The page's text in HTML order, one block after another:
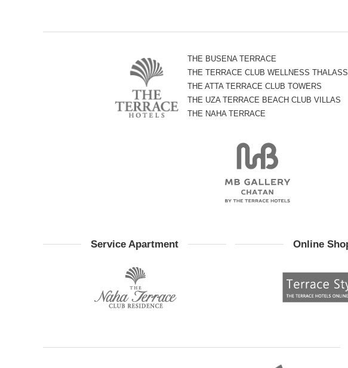
THE BUSENA TERRACE
THE TERRACE CLUB WELLNESS
THE ATTA TERRACE CLUB TOWERS
THE UZA TERRACE BEACH CLUB VILLAS
THE NAHA TERRACE
Service Apartment Online